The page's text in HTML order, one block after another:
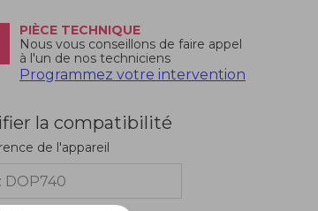
PIÈCE TECHNIQUE
Nous vous conseillons de faire appel
à l'un de nos techniciens
Programmez votre intervention
la compatibilité
de l'appareil